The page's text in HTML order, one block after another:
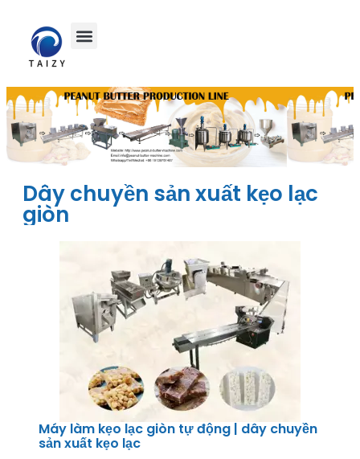
Dây chuyền sản xuất kẹo lạc
giòn
Máy làm kẹo lạc giòn tự động | dây chuyền
sản xuất kẹo lạc